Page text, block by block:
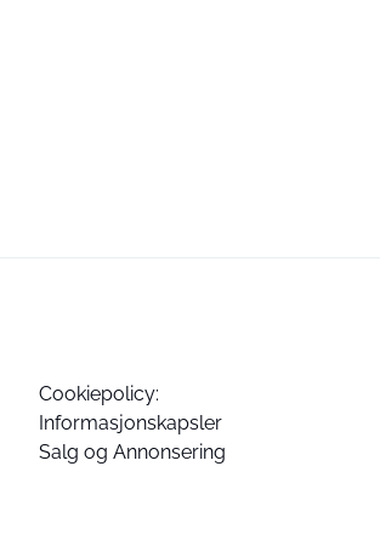
Cookiepolicy:
Informasjonskapsler
Salg og Annonsering